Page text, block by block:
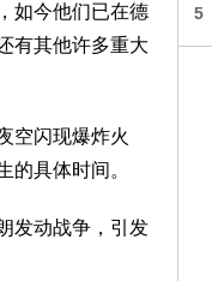
如今他们已在德
有其他许多重大
空闪现爆炸火
的具体时间。
发动战争，引发
5